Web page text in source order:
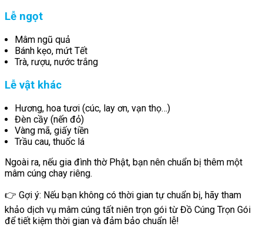
Lễ ngọt
Mâm ngũ quả
Bánh kẹo, mứt Tết
Trà, rượu, nước trắng
Lễ vật khác
Hương, hoa tươi (cúc, lay ơn, vạn thọ…)
Đèn cầy (nến đỏ)
Vàng mã, giấy tiền
Trầu cau, thuốc lá
Ngoài ra, nếu gia đình thờ Phật, bạn nên chuẩn bị thêm một
mâm cúng chay riêng.
👉 Gợi ý: Nếu bạn không có thời gian tự chuẩn bị, hãy tham
khảo dịch vụ mâm cúng tất niên trọn gói từ Đồ Cúng Trọn Gói
để tiết kiệm thời gian và đảm bảo chuẩn lễ!